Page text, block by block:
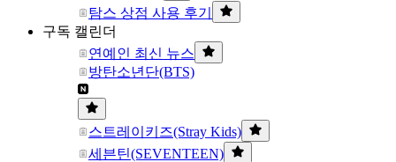
탐스 상점 사용 후기
구독 캘린더
연예인 최신 뉴스
방탄소년단(BTS)
스트레이키즈(Stray Kids)
세븐틴(SEVENTEEN)